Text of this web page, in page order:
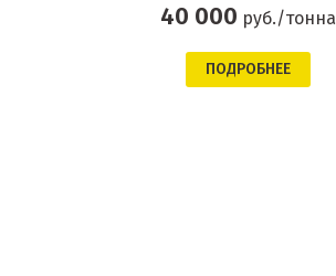
40 000 руб./тонна
ПОДРОБНЕЕ